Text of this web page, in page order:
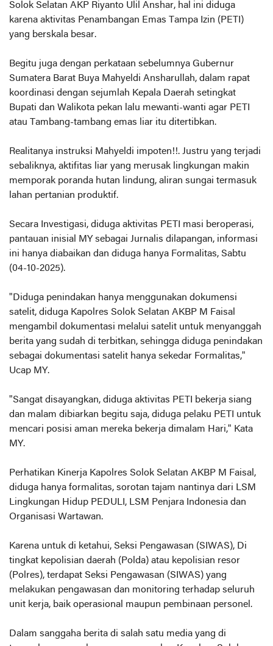
Solok Selatan AKP Riyanto Ulil Anshar, hal ini diduga
karena aktivitas Penambangan Emas Tampa Izin (PETI)
yang berskala besar.
Begitu juga dengan perkataan sebelumnya Gubernur
Sumatera Barat Buya Mahyeldi Ansharullah, dalam rapat
koordinasi dengan sejumlah Kepala Daerah setingkat
Bupati dan Walikota pekan lalu mewanti-wanti agar PETI
atau Tambang-tambang emas liar itu ditertibkan.
Realitanya instruksi Mahyeldi impoten!!. Justru yang terjadi
sebaliknya, aktifitas liar yang merusak lingkungan makin
memporak poranda hutan lindung, aliran sungai termasuk
lahan pertanian produktif.
Secara Investigasi, diduga aktivitas PETI masi beroperasi,
pantauan inisial MY sebagai Jurnalis dilapangan, informasi
ini hanya diabaikan dan diduga hanya Formalitas, Sabtu
(04-10-2025).
"Diduga penindakan hanya menggunakan dokumensi
satelit, diduga Kapolres Solok Selatan AKBP M Faisal
mengambil dokumentasi melalui satelit untuk menyanggah
berita yang sudah di terbitkan, sehingga diduga penindakan
sebagai dokumentasi satelit hanya sekedar Formalitas,"
Ucap MY.
"Sangat disayangkan, diduga aktivitas PETI bekerja siang
dan malam dibiarkan begitu saja, diduga pelaku PETI untuk
mencari posisi aman mereka bekerja dimalam Hari," Kata
MY.
Perhatikan Kinerja Kapolres Solok Selatan AKBP M Faisal,
diduga hanya formalitas, sorotan tajam nantinya dari LSM
Lingkungan Hidup PEDULI, LSM Penjara Indonesia dan
Organisasi Wartawan.
Karena untuk di ketahui, Seksi Pengawasan (SIWAS), Di
tingkat kepolisian daerah (Polda) atau kepolisian resor
(Polres), terdapat Seksi Pengawasan (SIWAS) yang
melakukan pengawasan dan monitoring terhadap seluruh
unit kerja, baik operasional maupun pembinaan personel.
Dalam sanggaha berita di salah satu media yang di